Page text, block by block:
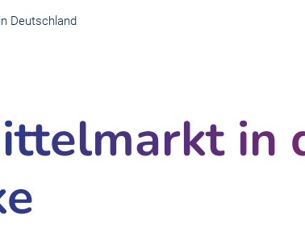
Deutschland
in